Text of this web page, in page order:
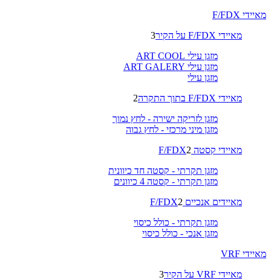
מאיידי F/FDX
מאיידי F/FDX על הקיר
3
מזגן עילי ART COOL
מזגן עילי ART GALERY
מזגן עילי
מאיידי F/FDX בתוך התקרה
2
מזגן לזריקה ישירה - לחץ נמוך
מזגן מיני מרכזי - לחץ גבוה
מאיידי קסטה F/FDX 2
מזגן תקרתי - קסטה חד כיוונית
מזגן תקרתי - קסטה 4 כיוונים
מאיידים אנכיים F/FDX 2
מזגן תקרתי - כולל כיסוי
מזגן אנכי - כולל כיסוי
מאיידי VRF
מאיידי VRF על הקיר
3